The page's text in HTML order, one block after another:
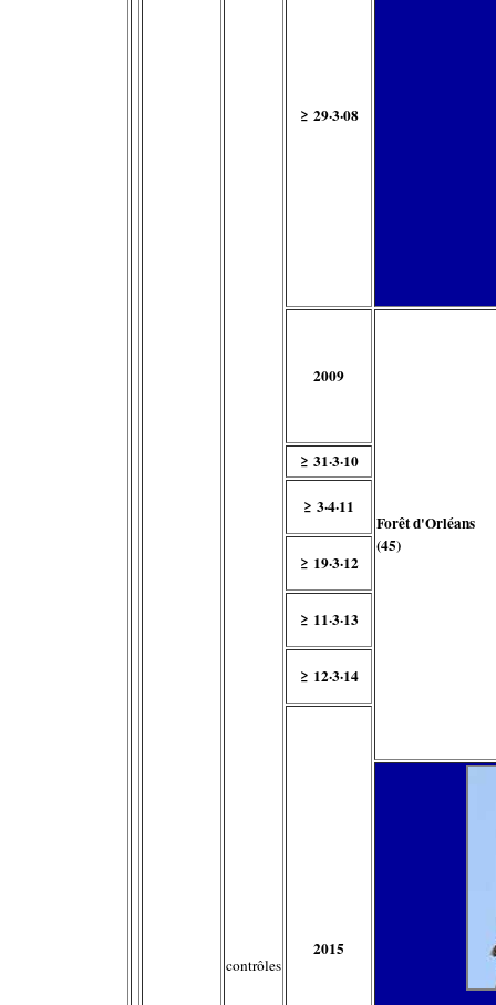
contrôles
≥ 29·3·08
2009
Forêt d'Orléans
(45)
≥ 31·3·10
≥ 3·4·11
≥ 19·3·12
≥ 11·3·13
≥ 12·3·14
2015